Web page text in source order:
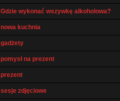
Gdzie wykonać wszywkę alkoholowa?
nowa kuchnia
gadżety
pomysł na prezent
prezent
sesje zdjęciowe